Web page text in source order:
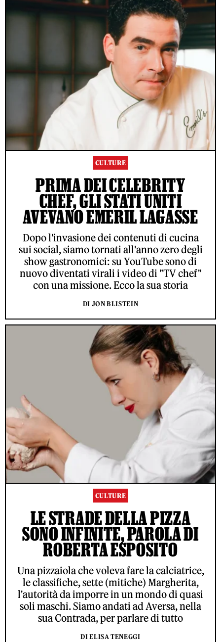
CULTURE
PRIMA DEI CELEBRITY
CHEF, GLI STATI UNITI
AVEVANO EMERIL LAGASSE
Dopo l'invasione dei contenuti di cucina
sui social, siamo tornati all'anno zero degli
show gastronomici: su YouTube sono di
nuovo diventati virali i video di "TV chef"
con una missione. Ecco la sua storia
DI JON BLISTEIN
CULTURE
LE STRADE DELLA PIZZA
SONO INFINITE, PAROLA DI
ROBERTA ESPOSITO
Una pizzaiola che voleva fare la calciatrice,
le classifiche, sette (mitiche) Margherita,
l'autorità da imporre in un mondo di quasi
soli maschi. Siamo andati ad Aversa, nella
sua Contrada, per parlare di tutto
DI ELISA TENEGGI